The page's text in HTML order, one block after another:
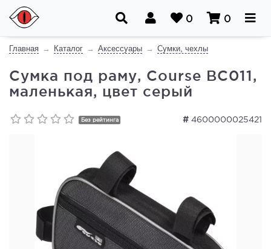
0 0
Главная Каталог Аксессуары Сумки, чехлы
Сумка под раму, Course ВС011,
маленькая, цвет серый
# 4600000025421
Без рейтинга